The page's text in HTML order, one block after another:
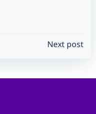
Next post